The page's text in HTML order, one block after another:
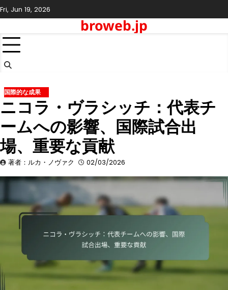
Skip
to
Fri, Jun 19, 2026
broweb.jp
国際的な成果
ニコラ・ヴラシッチ：代表チ
ームへの影響、国際試合出
場、重要な貢献
著者：ルカ・ノヴァク 02/03/2026